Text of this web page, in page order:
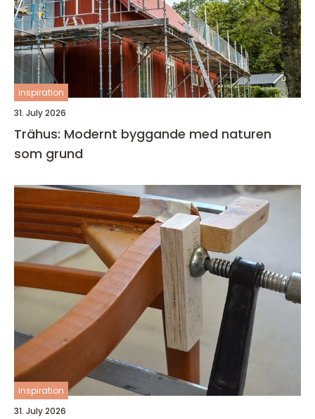
inspiration
31. July 2026
Trähus: Modernt byggande med naturen
som grund
inspiration
31. July 2026